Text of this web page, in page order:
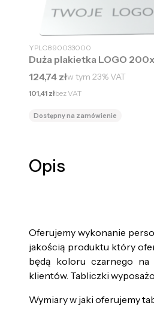
YPLC890033000
Duża plakietka LOGO
Cena brutto
124,74 złw tym 23%VAT
Cena netto
101,41 złbez VAT
Dostępny na zamówienie
Opis
Oferujemy wykonanie
jakością produktu który
będą koloru czarnego
klientów. Tabliczki
Wymiary w jaki oferujemy